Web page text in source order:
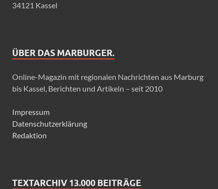
34121 Kassel
ÜBER DAS MARBURGER.
Online-Magazin mit regionalen Nachrichten aus Marburg
bis Kassel, Berichten und Artikeln – seit 2010
Impressum
Datenschutzerklärung
Redaktion
TEXTARCHIV 13.000 BEITRÄGE